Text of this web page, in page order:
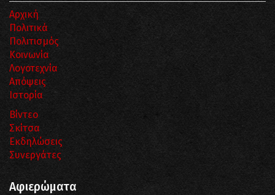
Αρχική
Πολιτικά
Πολιτισμός
Κοινωνία
Λογοτεχνία
Απόψεις
Ιστορία
Βίντεο
Σκίτσα
Εκδηλώσεις
Συνεργάτες
Αφιερώματα